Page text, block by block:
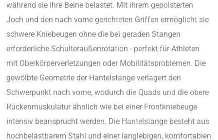
während sie Ihre Beine belastet. Mit ihrem gepolsterten
Joch und den nach vorne gerichteten Griffen ermöglicht sie
schwere Kniebeugen ohne die bei geraden Stangen
erforderliche Schulteraußenrotation - perfekt für Athleten
mit Oberkörperverletzungen oder Mobilitätsproblemen. Die
gewölbte Geometrie der Hantelstange verlagert den
Schwerpunkt nach vorne, wodurch die Quads und die obere
Rückenmuskulatur ähnlich wie bei einer Frontkniebeuge
intensiv beansprucht werden. Die Hantelstange besteht aus
hochbelastbarem Stahl und einer langlebigen, komfortablen